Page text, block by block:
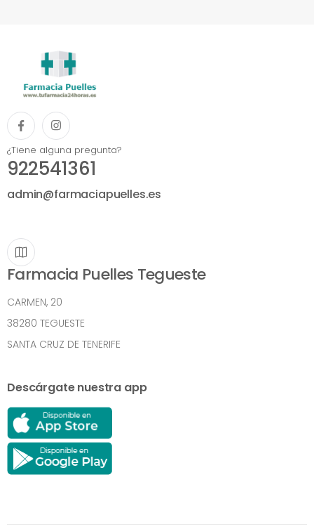
¿Tiene alguna pregunta?
922541361
admin@farmaciapuelles.es
Farmacia Puelles Tegueste
CARMEN, 20
38280 TEGUESTE
SANTA CRUZ DE TENERIFE
Descárgate nuestra app